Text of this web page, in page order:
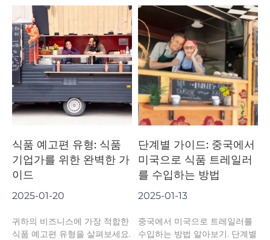
식품 예고편 유형: 식품
기업가를 위한 완벽한 가
이드
2025-01-20
귀하의 비즈니스에 가장 적합한
식품 예고편 유형을 살펴보세요.
단계별 가이드: 중국에서
미국으로 식품 트레일러
를 수입하는 방법
2025-01-13
중국에서 미국으로 트레일러를
수입하는 방법 알아보기. 단계별